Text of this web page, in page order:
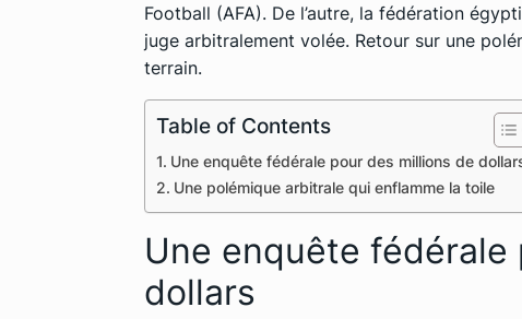
Football (AFA). De l’autre, la fédération
juge arbitralement volée. Retour sur une
terrain.
Table of Contents
Une enquête fédérale pour des millions de
Une polémique arbitrale qui enflamme la toile
Une enquête
dollars